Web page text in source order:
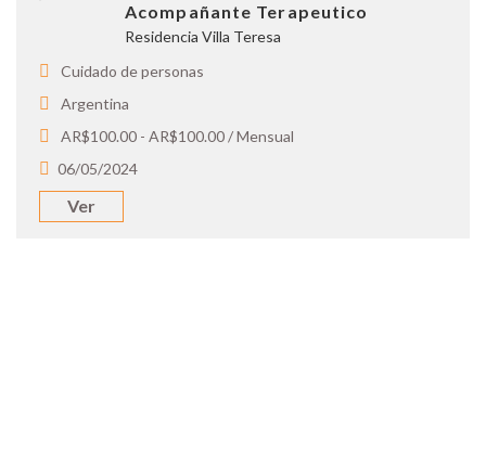
Acompañante Terapeutico
Residencia Villa Teresa
Cuidado de personas
Argentina
AR$100.00 - AR$100.00 / Mensual
06/05/2024
Ver